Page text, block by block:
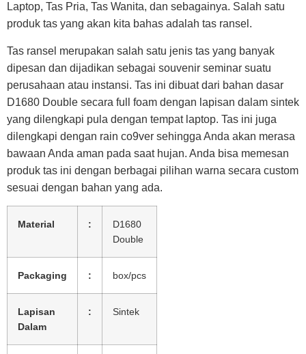
Laptop, Tas Pria, Tas Wanita, dan sebagainya. Salah satu
produk tas yang akan kita bahas adalah tas ransel.
Tas ransel merupakan salah satu jenis tas yang banyak
dipesan dan dijadikan sebagai souvenir seminar suatu
perusahaan atau instansi. Tas ini dibuat dari bahan dasar
D1680 Double secara full foam dengan lapisan dalam sintek
yang dilengkapi pula dengan tempat laptop. Tas ini juga
dilengkapi dengan rain co9ver sehingga Anda akan merasa
bawaan Anda aman pada saat hujan. Anda bisa memesan
produk tas ini dengan berbagai pilihan warna secara custom
sesuai dengan bahan yang ada.
Material :
D1680
Double
Packaging : box/pcs
Lapisan
Dalam
: Sintek